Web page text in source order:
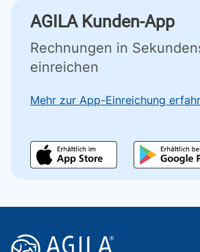
AGILA Kunden-App
Rechnungen in
einreichen
Mehr zur App-Einreichung